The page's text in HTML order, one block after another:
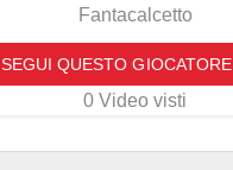
Fantacalcetto
SEGUI QUESTO GIOCATORE
0 Video visti